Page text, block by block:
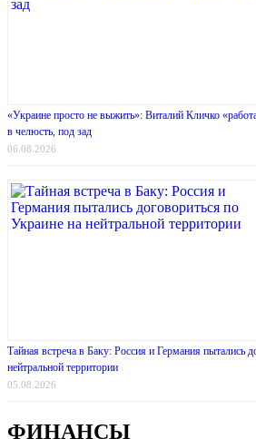
«Украине просто не выжить»: Виталий Кличко
в челюсть, под зад
06.08.2026
Тайная встреча в Баку: Россия и Германия пытались
нейтральной территории
05.08.2026
ФИНАНСЫ